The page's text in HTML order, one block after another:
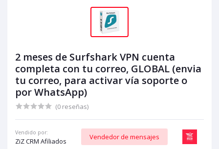
2 meses de Surfshark VPN cuenta
completa con tu correo, GLOBAL (envia
tu correo, para activar vía soporte o
por WhatsApp)
(0 reseñas)
Vendido por:
ZiZ CRM Afiliados
Vendedor de mensajes